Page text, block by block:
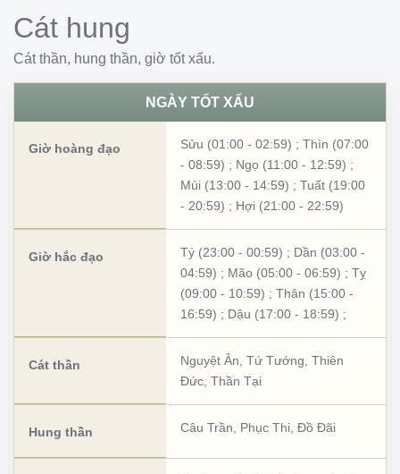
Cát hung
Cát thần, hung thần, giờ tốt xấu.
NGÀY TỐT XẤU
Giờ hoàng đạo Sửu (01:00 - 02:59) ; Thìn (07:00
- 08:59) ; Ngọ (11:00 - 12:59) ;
Mùi (13:00 - 14:59) ; Tuất (19:00
- 20:59) ; Hợi (21:00 - 22:59)
Giờ hắc đạo Tý (23:00 - 00:59) ; Dần (03:00 -
04:59) ; Mão (05:00 - 06:59) ; Tỵ
(09:00 - 10:59) ; Thân (15:00 -
16:59) ; Dậu (17:00 - 18:59) ;
Cát thần Nguyệt Ân Tứ Tướng Thiên
Đức Thần Tại
Hung thần Câu Trần Phục Thi Đồ Đãi